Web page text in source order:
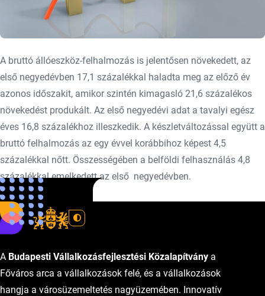
A bruttó állóeszköz-felhalmozás is jelentősen növekedett, az
első negyedévben 17,1 százalékkal haladta meg az előző év
azonos időszakit, amikor szintén kimagasló 21,6 százalékos
növekedést produkált. Az első negyedévi adat a tavalyi egész
éves 16,8 százalékhoz illeszkedik. A készletváltozással együtt a
bruttó felhalmozás az egy évvel korábbihoz képest 4,5
százalékkal nőtt. Összességében a belföldi felhasználás 4,8
százalékkal emelkedett az első negyedévben.
Forrás: MTI
A Budapesti Vállalkozásfejlesztési Közalapítvány a
Főváros arca a vállalkozások felé, és a vállalkozások
hangja a városüzemeltetés nagyüzemében. Innovatív